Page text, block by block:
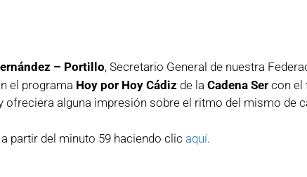
– Portillo, Secretario General de nuestra
el programa Hoy por Hoy Cádiz de la Cadena Ser con el
ofreciera alguna impresión sobre el ritmo del mismo de
partir del minuto 59 haciendo clic aquí.